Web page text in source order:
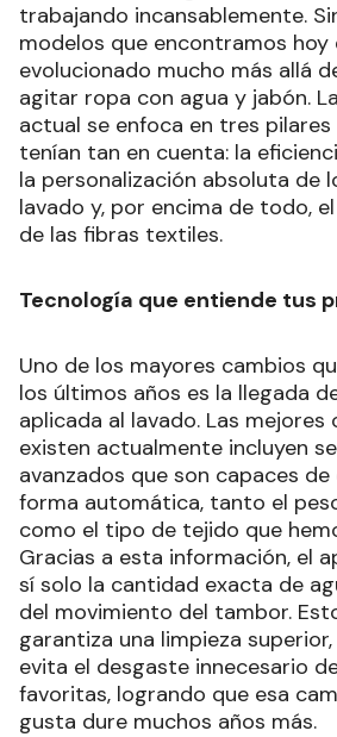
trabajando incansablemente.
modelos que encontramos hoy
evolucionado mucho más allá
agitar ropa con agua y jabón.
actual se enfoca en tres
tenían tan en cuenta: la
la personalización absoluta de
lavado y, por encima de todo,
de las fibras textiles.
Tecnología que entiende tus
Uno de los mayores cambios
los últimos años es la llegada
aplicada al lavado. Las mejores
existen actualmente incluyen
avanzados que son capaces
forma automática, tanto el
como el tipo de tejido que
Gracias a esta información, el
sí solo la cantidad exacta de
del movimiento del tambor.
garantiza una limpieza
evita el desgaste innecesario
favoritas, logrando que esa
gusta dure muchos años más.